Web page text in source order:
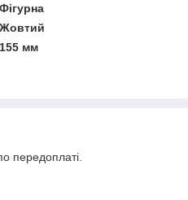
Фігурна
Жовтий
155 мм
передоплаті.